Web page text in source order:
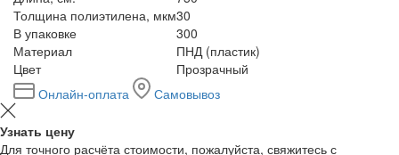
Толщина полиэтилена, мкм30
В упаковке
300
Материал
ПНД (пластик)
Цвет
Прозрачный
Онлайн-оплата
Самовывоз
Узнать цену
Для точного расчёта стоимости, пожалуйста, свяжитесь с